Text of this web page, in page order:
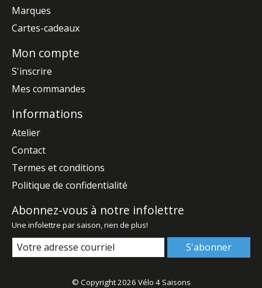
Marques
Cartes-cadeaux
Mon compte
S'inscrire
Mes commandes
Informations
Atelier
Contact
Termes et conditions
Politique de confidentialité
Abonnez-vous à notre infolettre
Une infolettre par saison, rien de plus!
S'abonner
© Copyright 2026 Vélo 4 Saisons